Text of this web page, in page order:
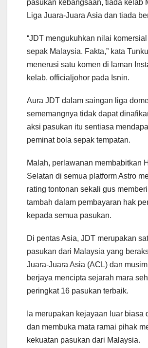
pasukan kebangsaan, tiada kelab
Liga Juara-Juara Asia dan tiada
“JDT mengukuhkan nilai
sepak Malaysia. Fakta,” kata
menerusi satu komen di laman
kelab, officialjohor pada Isnin.
Aura JDT dalam saingan liga
sememangnya tidak dapat
aksi pasukan itu sentiasa
peminat bola sepak tempatan.
Malah, perlawanan membabitkan
Selatan di semua platform Astro
rating tontonan sekali gus
tambah dalam pembayaran hak
kepada semua pasukan.
Di pentas Asia, JDT merupakan
pasukan dari Malaysia yang
Juara-Juara Asia (ACL) dan
berjaya mencipta sejarah mara
peringkat 16 pasukan terbaik.
Ia merupakan kejayaan luar biasa
dan membuka mata ramai pihak
kekuatan pasukan dari Malaysia.